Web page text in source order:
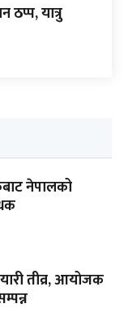
ठप्प, यात्रु
नेपालको
तीव्र, आयोजक